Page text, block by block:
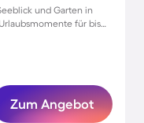
und Garten in
für bis
Zum Angebot